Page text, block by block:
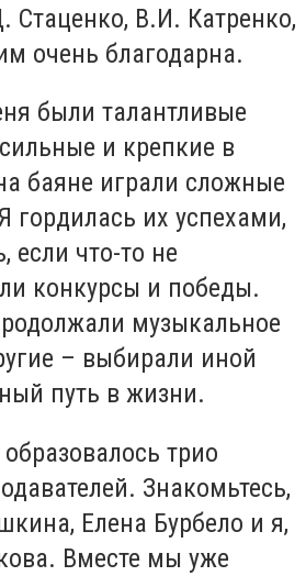
В.И. Катренко,
очень благодарна.
были талантливые
и крепкие в
баяне играли сложные
гордилась их успехами,
если что-то не
конкурсы и победы.
музыкальное
– выбирали иной
путь в жизни.
трио
Знакомьтесь,
Елена Бурбело и я,
Вместе мы уже